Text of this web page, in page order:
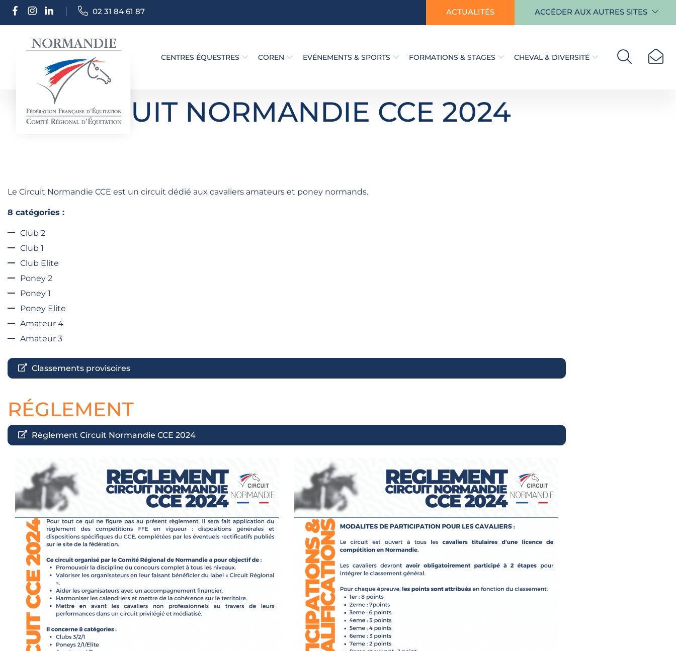
02 31 84 61 87 ACTUALITÉS ACCÉDER AUX AUTRES SITES
CENTRES ÉQUESTRES COREN EVÉNEMENTS & SPORTS FORMATIONS & STAGES CHEVAL & DIVERSITÉ
CIRCUIT NORMANDIE CCE 2024
Le Circuit Normandie CCE est un circuit dédié aux cavaliers amateurs et poney normands.
8 catégories :
Club 2
Club 1
Club Elite
Poney 2
Poney 1
Poney Elite
Amateur 4
Amateur 3
Classements provisoires
RÉGLEMENT
Règlement Circuit Normandie CCE 2024